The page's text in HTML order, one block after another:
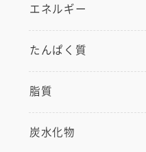
エネルギー
たんぱく質
脂質
炭水化物